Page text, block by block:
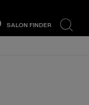
SALON FINDER
search